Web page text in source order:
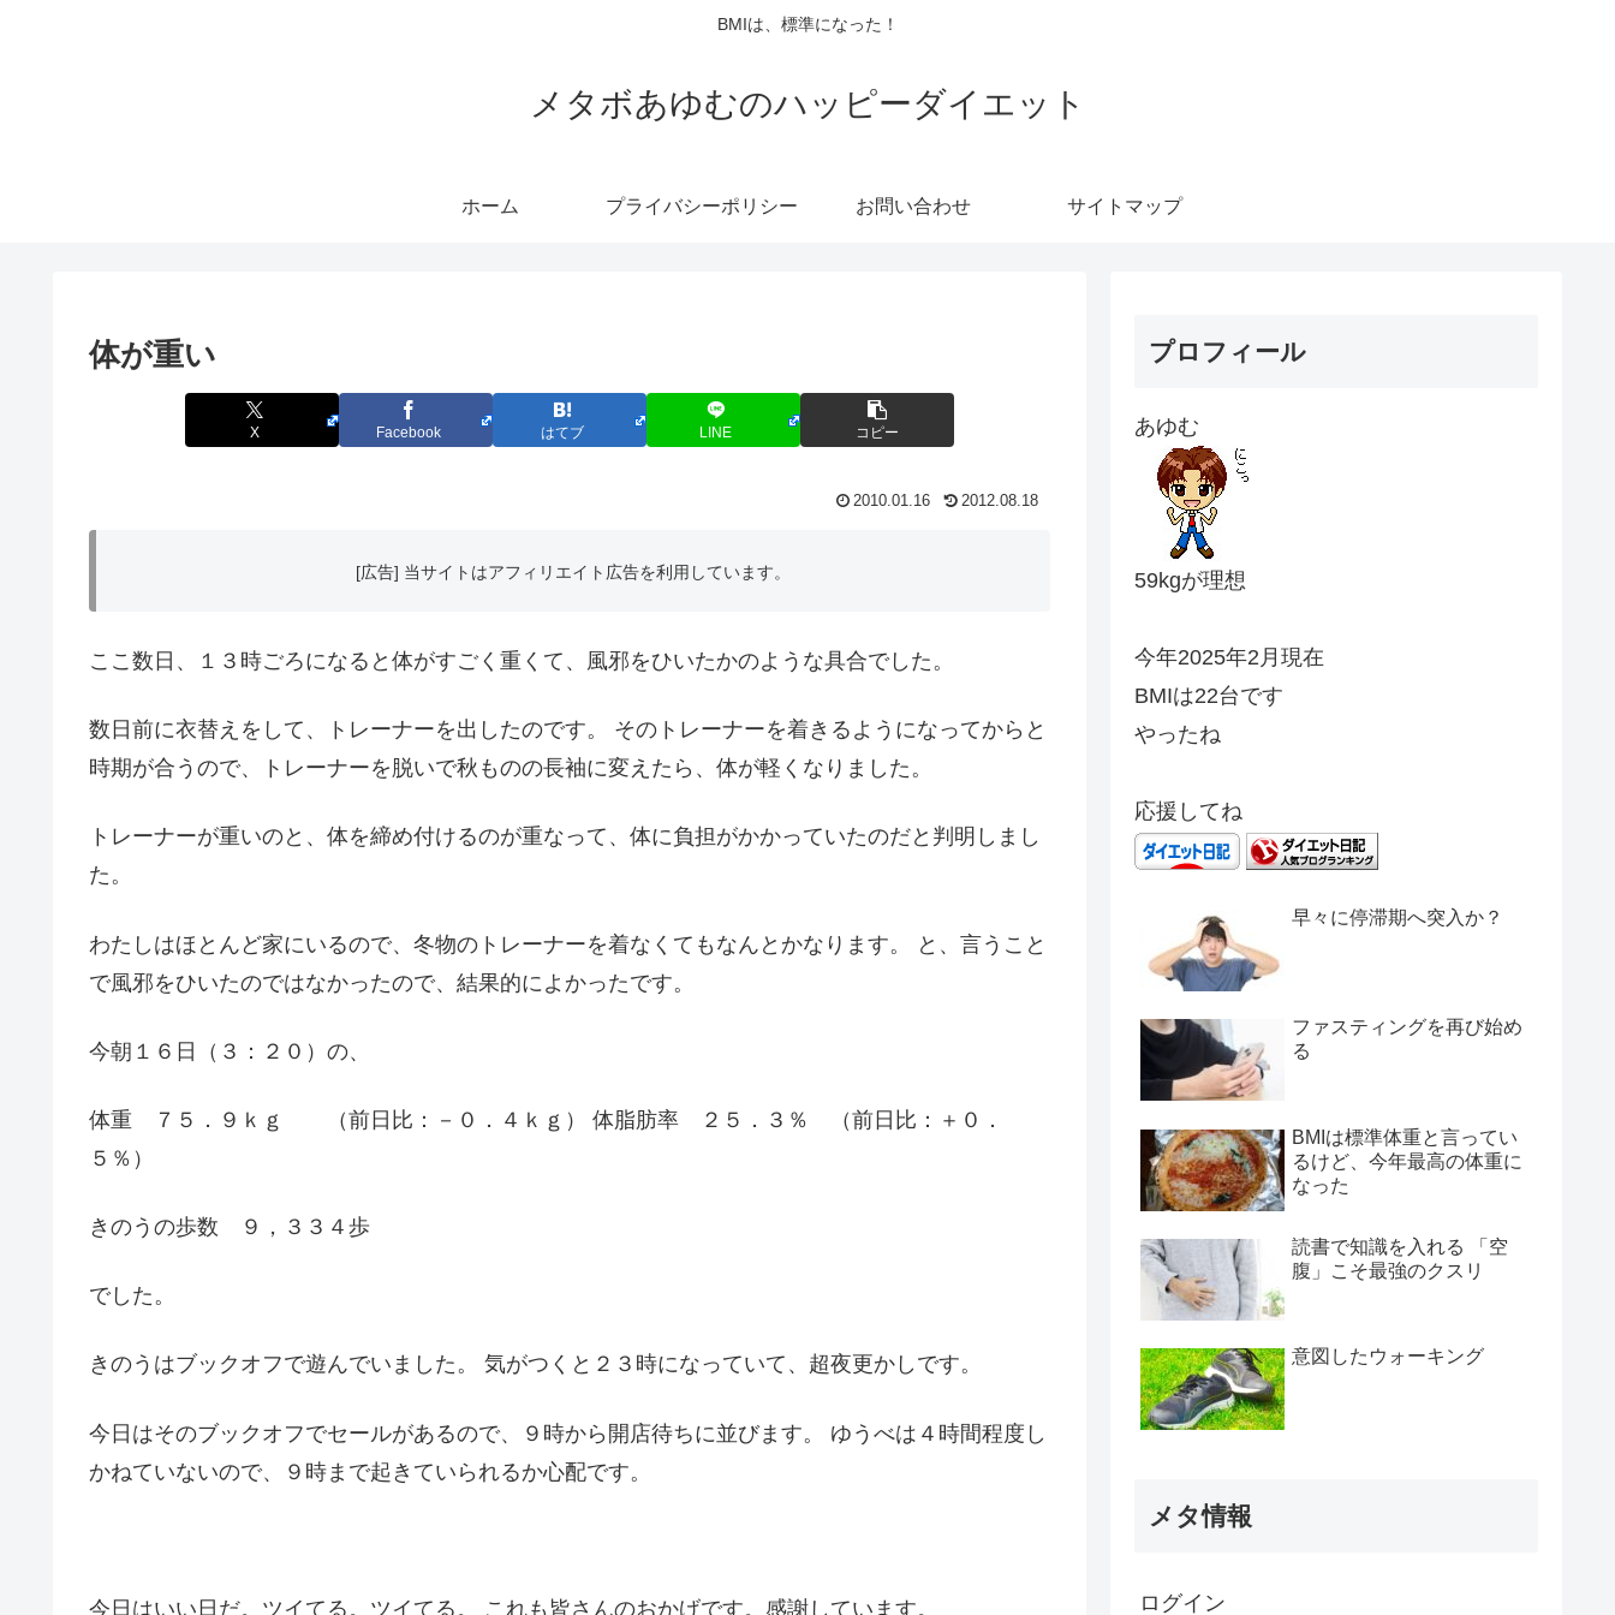
BMIは、標準になった！
メタボあゆむのハッピーダイエット
ホーム プライバシーポリシー お問い合わせ サイトマップ
体が重い
X Facebook はてブ LINE コピー
2010.01.16 2012.08.18
[広告] 当サイトはアフィリエイト広告を利用しています。
ここ数日、１３時ごろになると体がすごく重くて、風邪をひいたかのような具合でした。
数日前に衣替えをして、トレーナーを出したのです。 そのトレーナーを着きるようになってからと
時期が合うので、トレーナーを脱いで秋ものの長袖に変えたら、体が軽くなりました。
トレーナーが重いのと、体を締め付けるのが重なって、体に負担がかかっていたのだと判明しまし
た。
わたしはほとんど家にいるので、冬物のトレーナーを着なくてもなんとかなります。 と、言うこと
で風邪をひいたのではなかったので、結果的によかったです。
今朝１６日（３：２０）の、
体重 ７５．９ｋｇ （前日比：－０．４ｋｇ） 体脂肪率 ２５．３％ （前日比：＋０．
５％）
きのうの歩数 ９，３３４歩
でした。
きのうはブックオフで遊んでいました。 気がつくと２３時になっていて、超夜更かしです。
今日はそのブックオフでセールがあるので、９時から開店待ちに並びます。 ゆうべは４時間程度し
かねていないので、９時まで起きていられるか心配です。
今日はいい日だ。ツイてる。ツイてる。 これも皆さんのおかげです。感謝しています。
プロフィール
あゆむ
59kgが理想
今年2025年2月現在
BMIは22台です
やったね
応援してね
早々に停滞期へ突入か？
ファスティングを再び始め
る
BMIは標準体重と言ってい
るけど、今年最高の体重に
なった
読書で知識を入れる 「空
腹」こそ最強のクスリ
意図したウォーキング
メタ情報
ログイン